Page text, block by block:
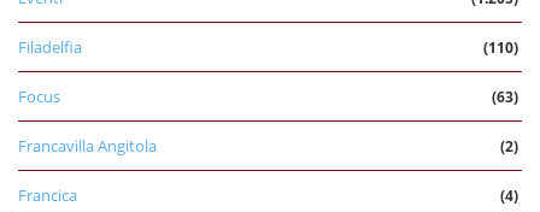
Filadelfia (110)
Focus (63)
Francavilla Angitola (2)
Francica (4)